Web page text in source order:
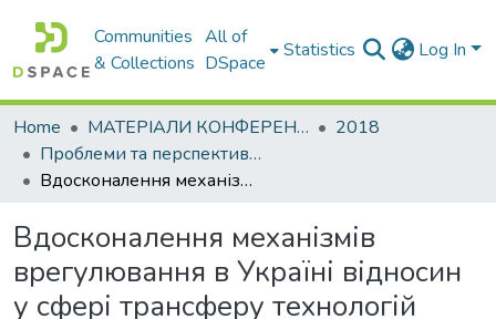
Communities
& Collections
All of
DSpace
Statistics Log In
Home МАТЕРІАЛИ КОНФЕРЕНЦІЙ
2018
Проблеми та перспективи розвитку підприємництва
Вдосконалення механізмів врегулювання в Україні відносин у сфері трансферу технологій
Вдосконалення механізмів
врегулювання в Україні відносин
у сфері трансферу технологій